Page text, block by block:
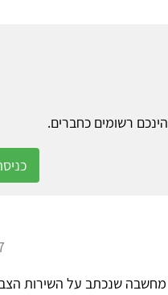
רשומים כחברים.
שנכתב על השירות